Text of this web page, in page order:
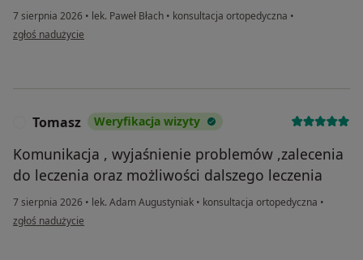
7 sierpnia 2026 • lek. Paweł Błach • konsultacja ortopedyczna •
w opinii użytkownika Damian B
zgłoś nadużycie
Tomasz Weryfikacja wizyty
Komunikacja , wyjaśnienie problemów ,zalecenia
do leczenia oraz możliwości dalszego leczenia
7 sierpnia 2026 • lek. Adam Augustyniak • konsultacja ortopedyczna •
w opinii użytkownika Tomasz
zgłoś nadużycie